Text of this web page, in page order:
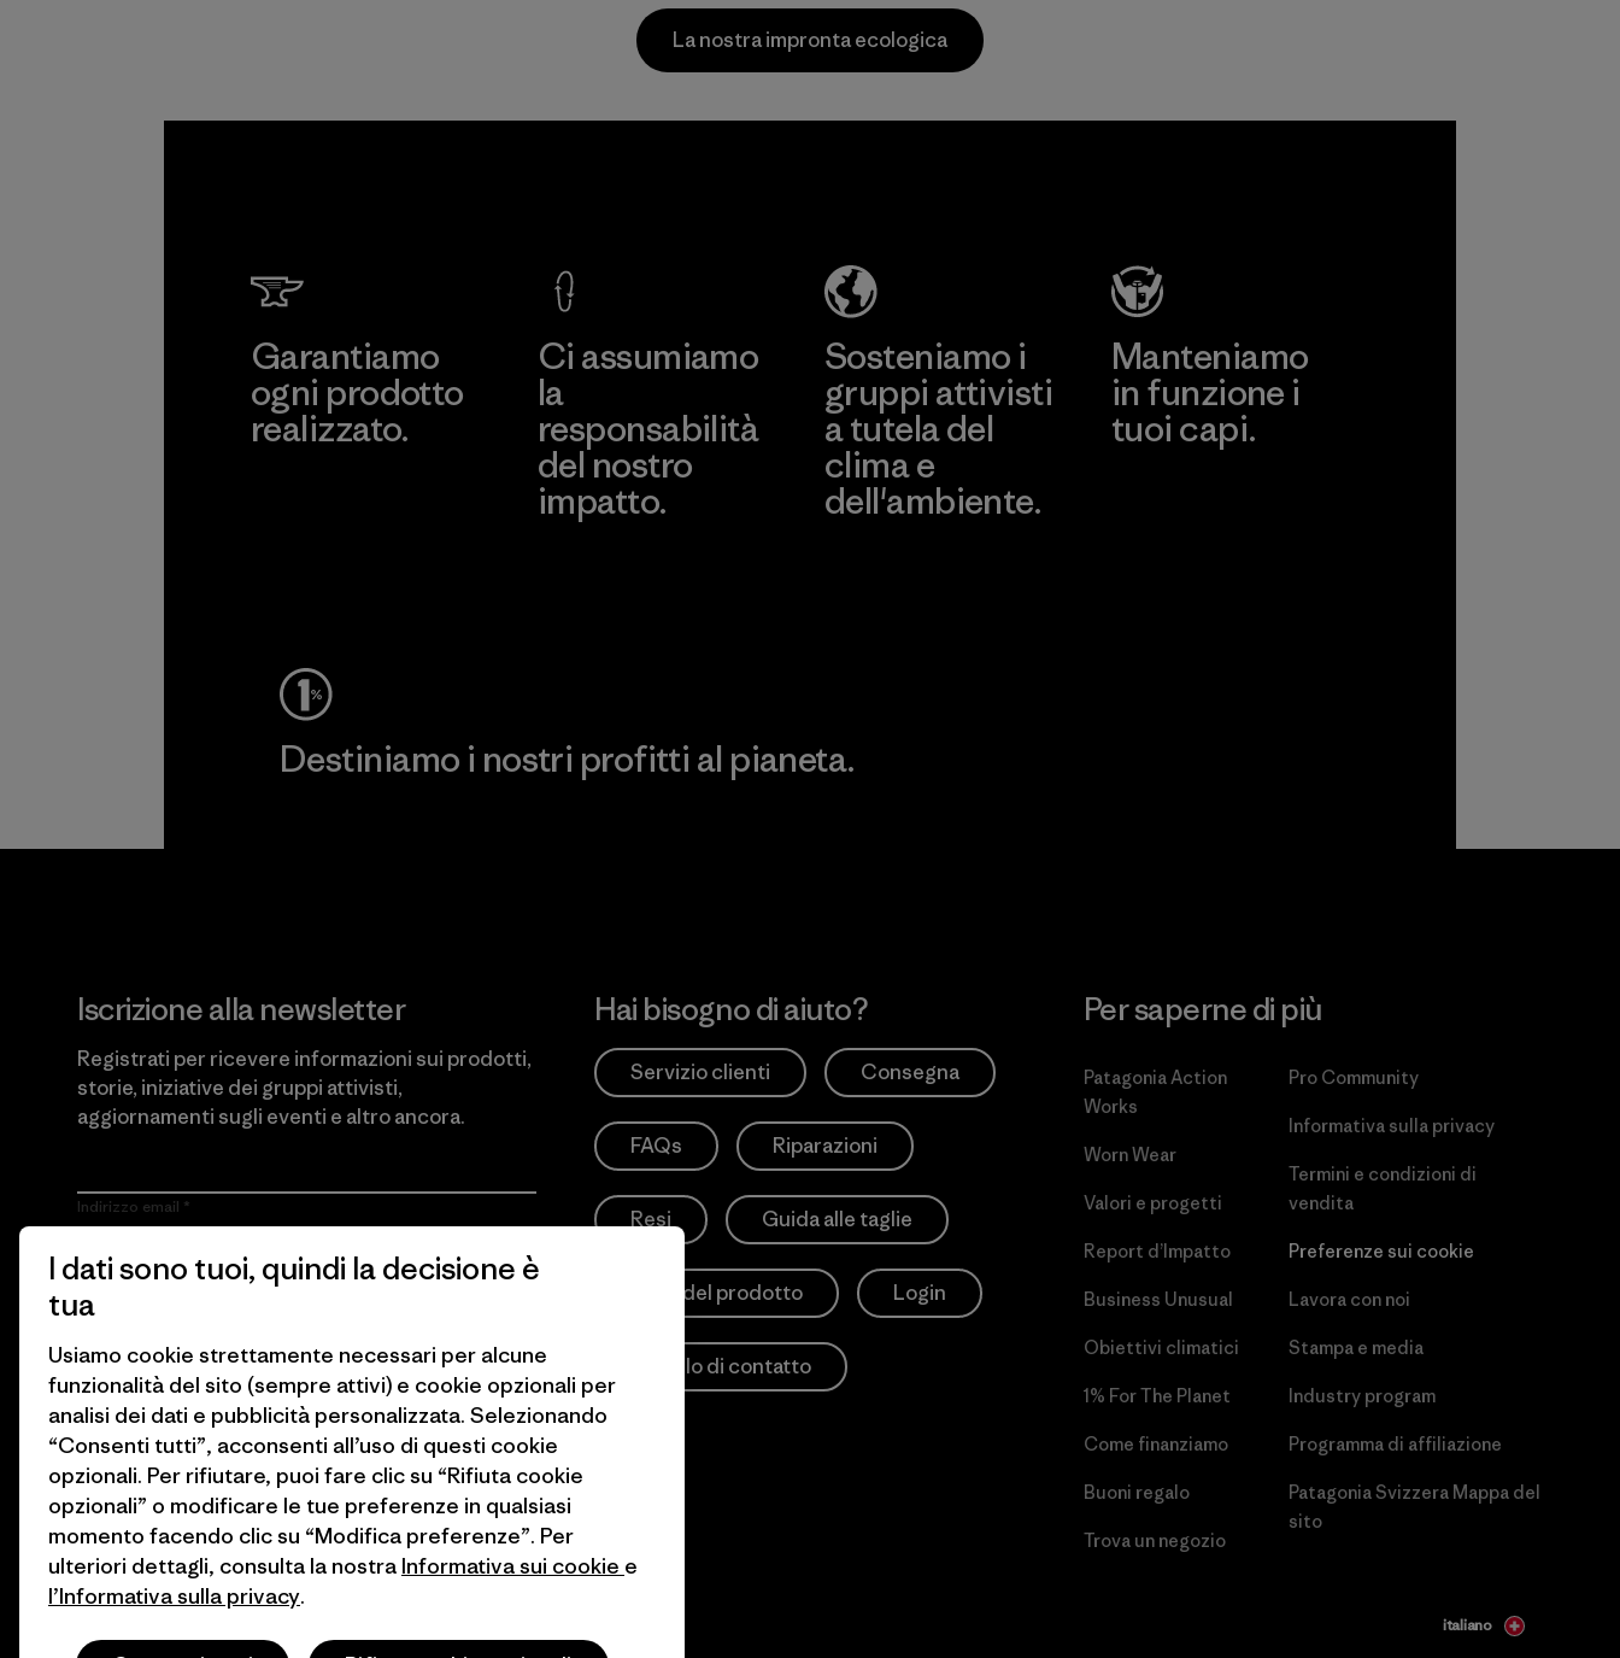
fornitura.
Programma
Scopri di più
La nostra impronta ecologica
Garantiamo
ogni prodotto
realizzato.
Ci assumiamo
la
responsabilità
del nostro
impatto.
Sosteniamo i
gruppi attivisti
a tutela del
clima e
dell'ambiente.
Manteniamo
in funzione i
tuoi capi.
Destiniamo i nostri profitti al pianeta.
Iscrizione alla newsletter
Registrati per ricevere informazioni sui prodotti,
storie, iniziative dei gruppi attivisti,
aggiornamenti sugli eventi e altro ancora.
Indirizzo email
Cliccando sul pulsante Iscriviti, accetto che Patagonia utilizzi il
mio indirizzo e-mail e mi invii e-mail con informazioni sui
prodotti, storie, iniziative dei gruppi attivisti, aggiornamenti sugli
di Patagonia.
Iscriviti
Hai bisogno di aiuto?
Servizio clienti Consegna
FAQs Riparazioni
Resi Guida alle taglie
Cura del prodotto Login
Modulo di contatto
Per saperne di più
Patagonia Action
Works
Worn Wear
Valori e progetti
Report d’Impatto
Business Unusual
Obiettivi climatici
1% For The Planet
Come finanziamo
Buoni regalo
Trova un negozio
Pro Community
Informativa sulla privacy
Termini e condizioni di
vendita
Preferenze sui cookie
Lavora con noi
Stampa e media
Industry program
Programma di affiliazione
Patagonia Svizzera Mappa del
sito
italiano
I dati sono tuoi, quindi la decisione è
tua
Usiamo cookie strettamente necessari per alcune
funzionalità del sito (sempre attivi) e cookie opzionali per
analisi dei dati e pubblicità personalizzata. Selezionando
“Consenti tutti”, acconsenti all’uso di questi cookie
opzionali. Per rifiutare, puoi fare clic su “Rifiuta cookie
opzionali” o modificare le tue preferenze in qualsiasi
momento facendo clic su “Modifica preferenze”. Per
ulteriori dettagli, consulta la nostra Informativa sui cookie e
l’Informativa sulla privacy.